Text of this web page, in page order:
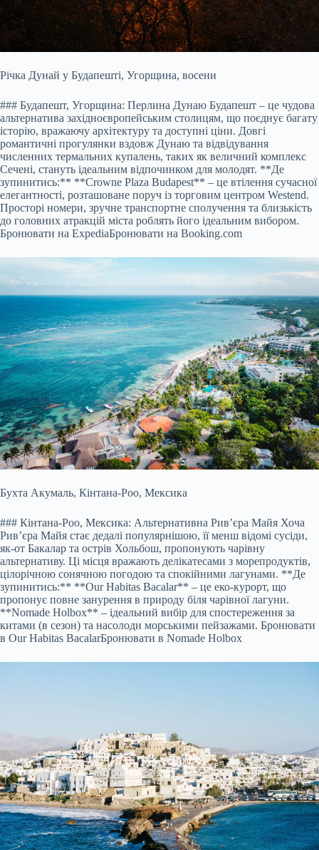
Річка Дунай у Будапешті, Угорщина, восени
### Будапешт, Угорщина: Перлина Дунаю Будапешт – це чудова
альтернатива західноєвропейським столицям, що поєднує багату
історію, вражаючу архітектуру та доступні ціни. Довгі
романтичні прогулянки вздовж Дунаю та відвідування
численних термальних купалень, таких як величний комплекс
Сечені, стануть ідеальним відпочинком для молодят. **Де
зупинитись:** **Crowne Plaza Budapest** – це втілення сучасної
елегантності, розташоване поруч із торговим центром Westend.
Просторі номери, зручне транспортне сполучення та близькість
до головних атракцій міста роблять його ідеальним вибором.
Бронювати на ExpediaБронювати на Booking.com
Бухта Акумаль, Кінтана-Роо, Мексика
### Кінтана-Роо, Мексика: Альтернативна Рив’єра Майя Хоча
Рив’єра Майя стає дедалі популярнішою, її менш відомі сусіди,
як-от Бакалар та острів Хольбош, пропонують чарівну
альтернативу. Ці місця вражають делікатесами з морепродуктів,
цілорічною сонячною погодою та спокійними лагунами. **Де
зупинитись:** **Our Habitas Bacalar** – це еко-курорт, що
пропонує повне занурення в природу біля чарівної лагуни.
**Nomade Holbox** – ідеальний вибір для спостереження за
китами (в сезон) та насолоди морськими пейзажами. Бронювати
в Our Habitas BacalarБронювати в Nomade Holbox